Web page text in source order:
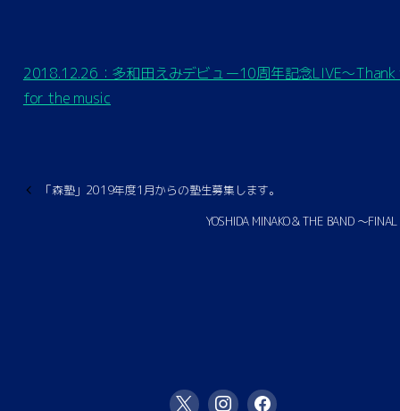
2018.12.26：多和田えみデビュー10周年記念LIVE〜Thank
for the music
「森塾」2019年度1月からの塾生募集します。
YOSHIDA MINAKO＆THE BAND ～